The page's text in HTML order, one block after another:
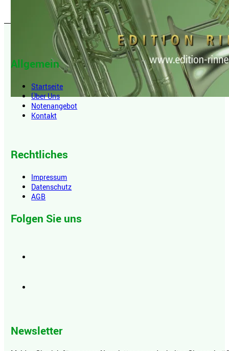
Allgemein
Startseite
Über Uns
Notenangebot
Kontakt
Rechtliches
Impressum
Datenschutz
AGB
Folgen Sie uns
Newsletter